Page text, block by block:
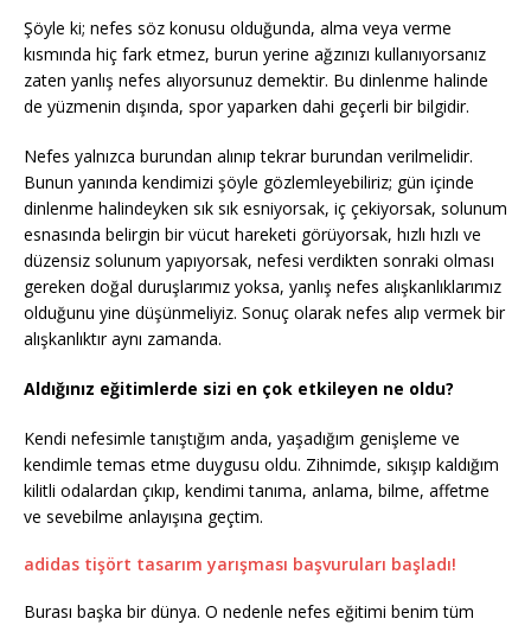
Şöyle ki; nefes söz konusu olduğunda, alma veya verme
kısmında hiç fark etmez, burun yerine ağzınızı kullanıyorsanız
zaten yanlış nefes alıyorsunuz demektir. Bu dinlenme halinde
de yüzmenin dışında, spor yaparken dahi geçerli bir bilgidir.
Nefes yalnızca burundan alınıp tekrar burundan verilmelidir.
Bunun yanında kendimizi şöyle gözlemleyebiliriz; gün içinde
dinlenme halindeyken sık sık esniyorsak, iç çekiyorsak, solunum
esnasında belirgin bir vücut hareketi görüyorsak, hızlı hızlı ve
düzensiz solunum yapıyorsak, nefesi verdikten sonraki olması
gereken doğal duruşlarımız yoksa, yanlış nefes alışkanlıklarımız
olduğunu yine düşünmeliyiz. Sonuç olarak nefes alıp vermek bir
alışkanlıktır aynı zamanda.
Aldığınız eğitimlerde sizi en çok etkileyen ne oldu?
Kendi nefesimle tanıştığım anda, yaşadığım genişleme ve
kendimle temas etme duygusu oldu. Zihnimde, sıkışıp kaldığım
kilitli odalardan çıkıp, kendimi tanıma, anlama, bilme, affetme
ve sevebilme anlayışına geçtim.
adidas tişört tasarım yarışması başvuruları başladı!
Burası başka bir dünya. O nedenle nefes eğitimi benim tüm